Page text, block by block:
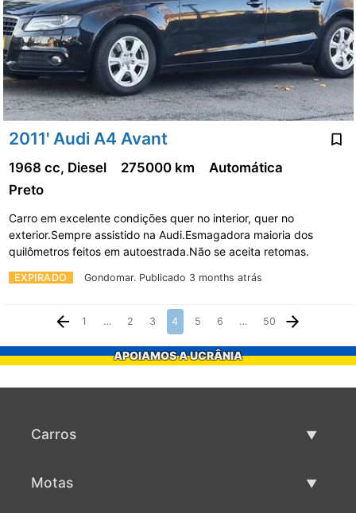
2011' Audi A4 Avant
EXPIRADO Gondomar. Publicado 3 months atrás
1968 cc, Diesel 275000 km
Automática
Preto
Carro em excelente condições quer no interior, quer no
exterior.Sempre assistido na Audi.Esmagadora maioria dos
quilômetros feitos em autoestrada.Não se aceita retomas.
1 … 2 3 4 5 6 … 50
APOIAMOS A UCRÂNIA
Carros
Motas